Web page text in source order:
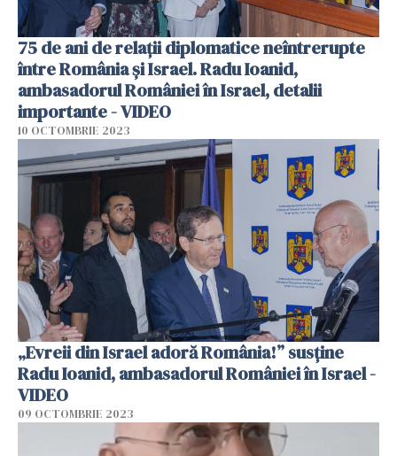
75 de ani de relații diplomatice neîntrerupte
între România și Israel. Radu Ioanid,
ambasadorul României în Israel, detalii
importante - VIDEO
10 OCTOMBRIE 2023
„Evreii din Israel adoră România!” susține
Radu Ioanid, ambasadorul României în Israel -
VIDEO
09 OCTOMBRIE 2023